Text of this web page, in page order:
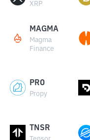
XRP
MAGMA
Magma
Finance
PRO
Propy
TNSR